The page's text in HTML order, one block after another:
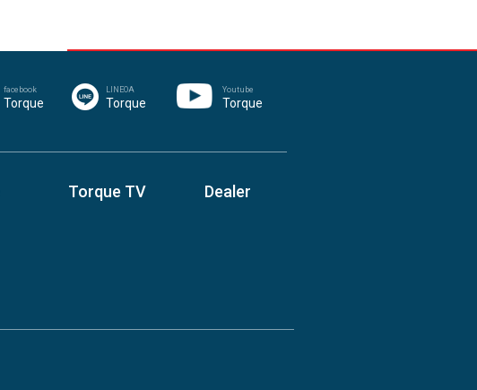
facebook
Torque
LINEOA
Torque
Youtube
Torque
Torque TV Dealer